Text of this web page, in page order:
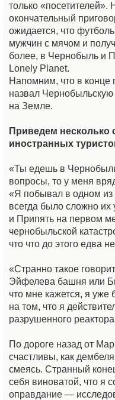
только
окончательный
ожидается, что
мужчин с мячом и
более, в Чернобыль и
Lonely Planet.
Напомним, что в конце
назвал Чернобыльскую
на Земле.
Приведем несколько
иностранных
«Ты едешь в
вопросы, то у меня
«Я побывал в одном
всегда было сложно их
и Припять на первом
чернобыльской
что что до этого едва
«Странно такое
Эйфелева башня или
что мне кажется, я уже
на том, что я
разрушенного
По дороге назад от
счастливы, как
смеясь. Странный
себя виноватой, что я
оправдание —